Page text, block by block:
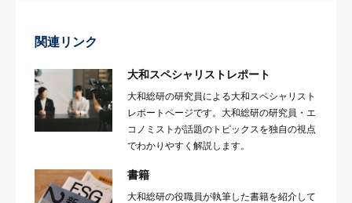
関連リンク
大和スペシャリストレポート
大和総研の研究員による大和スペシャリスト
レポートページです。大和総研の研究員・エ
コノミストが話題のトピックスを独自の視点
でわかりやすく解説します。
書籍
大和総研の役職員が執筆した書籍を紹介して